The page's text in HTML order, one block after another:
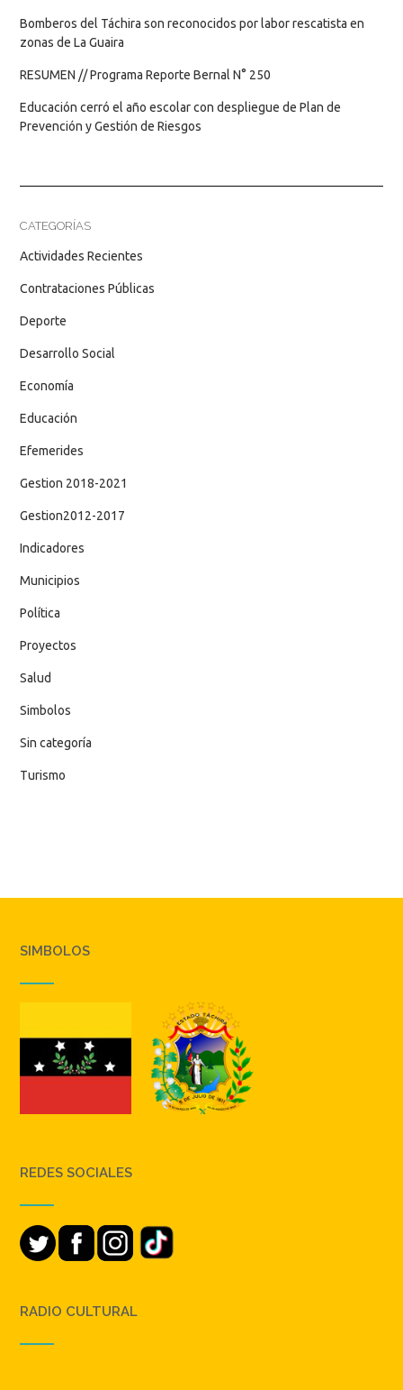
Bomberos del Táchira son reconocidos por labor rescatista en
zonas de La Guaira
RESUMEN // Programa Reporte Bernal N° 250
Educación cerró el año escolar con despliegue de Plan de
Prevención y Gestión de Riesgos
CATEGORÍAS
Actividades Recientes
Contrataciones Públicas
Deporte
Desarrollo Social
Economía
Educación
Efemerides
Gestion 2018-2021
Gestion2012-2017
Indicadores
Municipios
Política
Proyectos
Salud
Simbolos
Sin categoría
Turismo
SIMBOLOS
REDES SOCIALES
RADIO CULTURAL